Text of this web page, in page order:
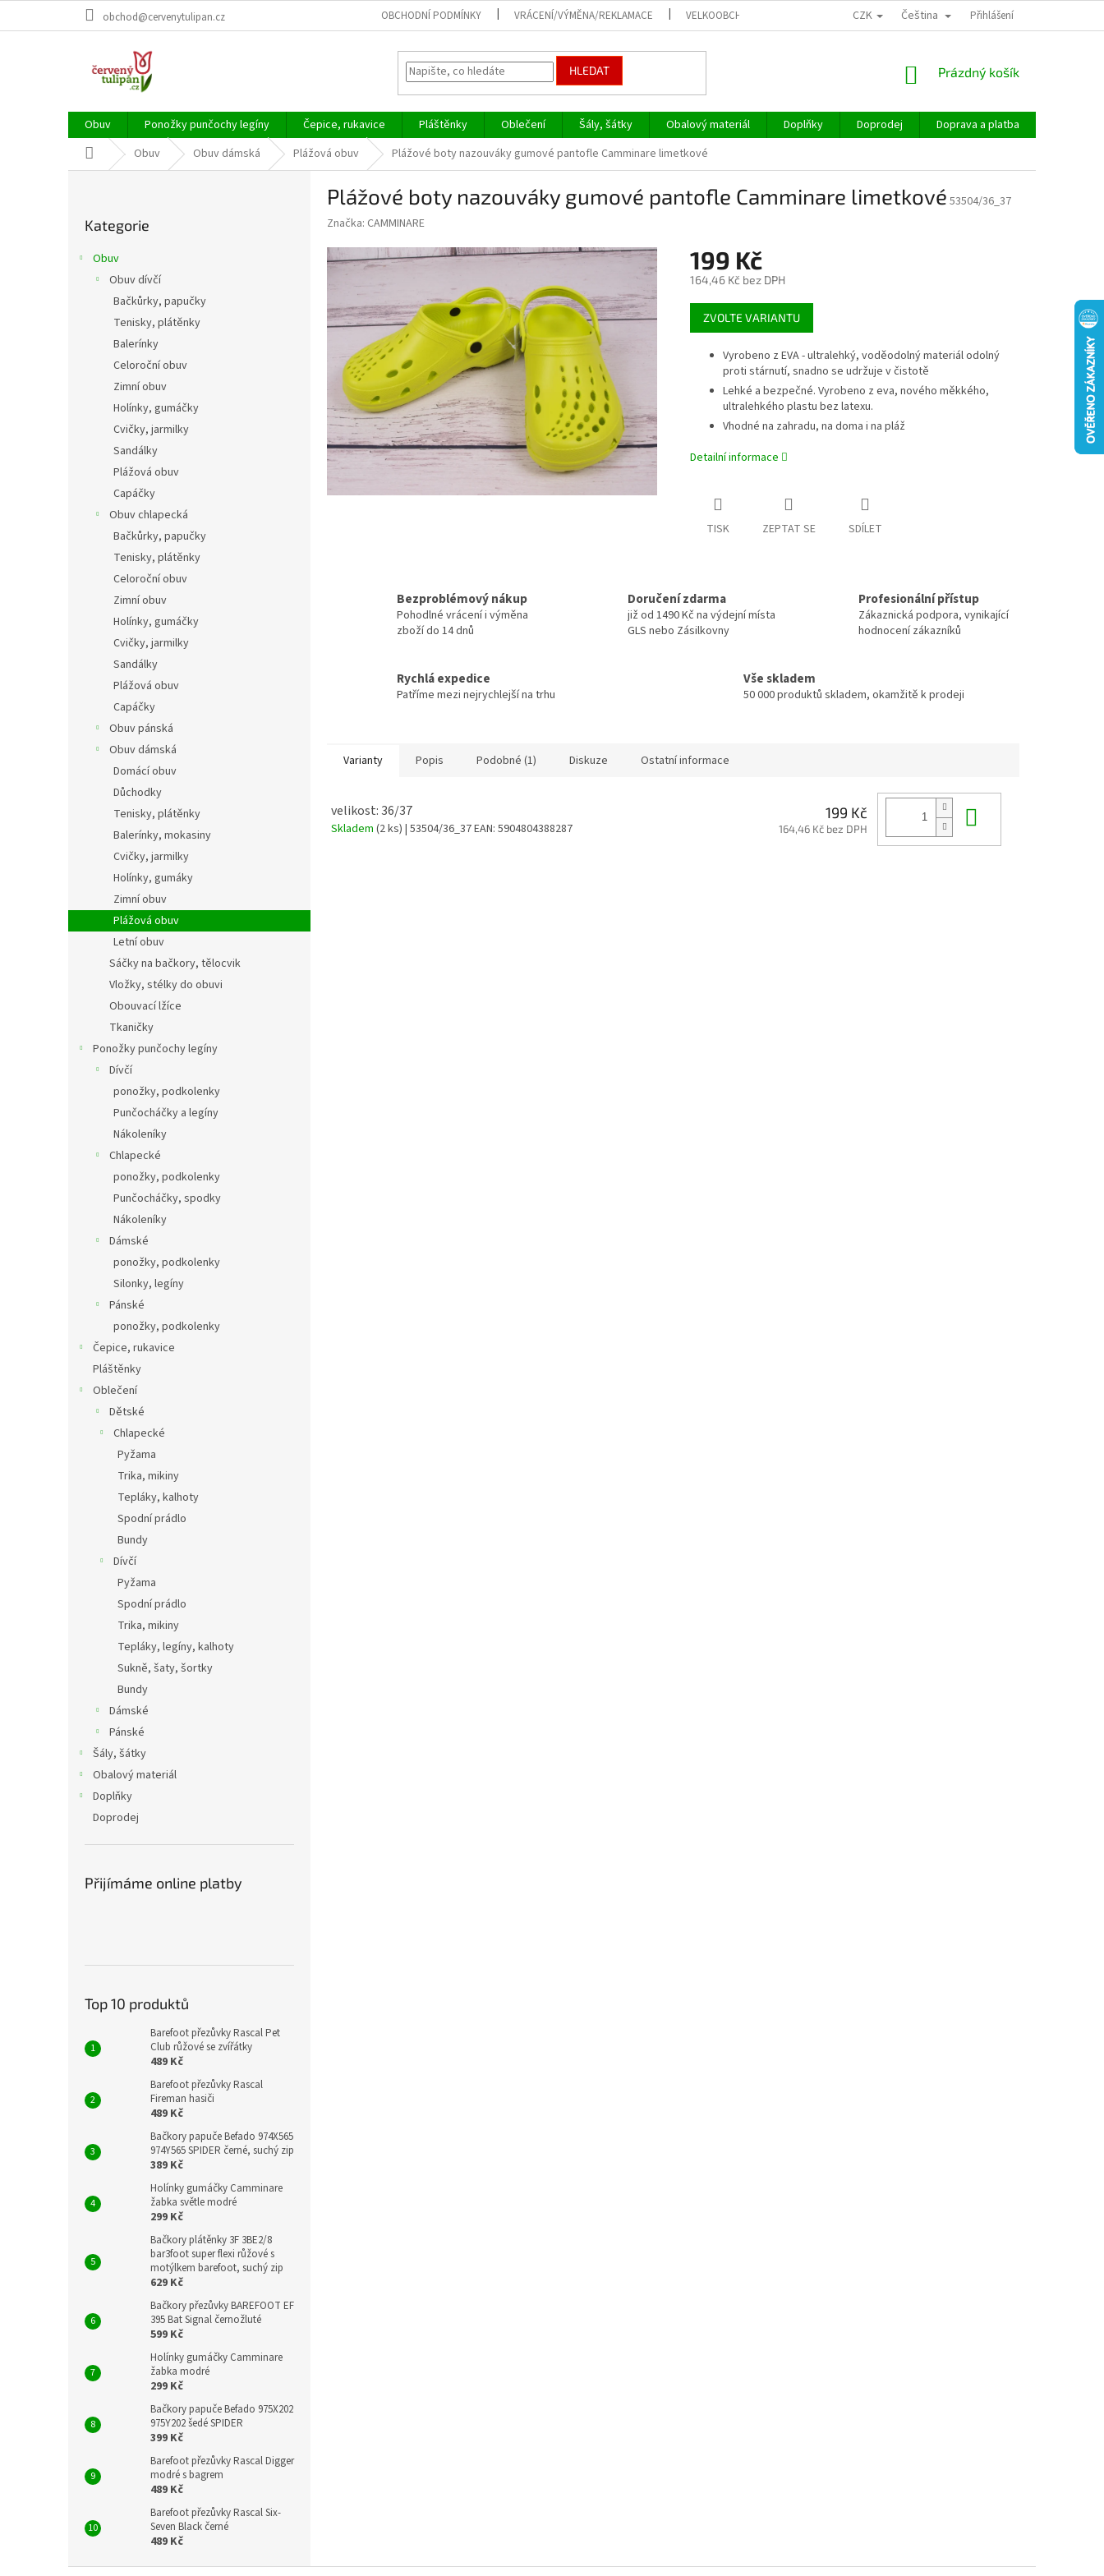
obchod@cervenytulipan.cz OBCHODNÍ PODMÍNKY VRÁCENÍ/VÝMĚNA/REKLAMACE VELKOOBCHOD CZK Čeština Přihlášení
HLEDAT
NÁKUPNÍ
Prázdný košík
Obuv Ponožky punčochy legíny Čepice, rukavice Pláštěnky Oblečení Šály, šátky Obalový materiál Doplňky Doprodej Doprava a platba
Domů Obuv Obuv dámská Plážová obuv Plážové boty nazouváky gumové pantofle Camminare limetkové
kategorie
Kategorie
Obuv
Obuv dívčí
Bačkůrky, papučky
Tenisky, plátěnky
Balerínky
Celoroční obuv
Zimní obuv
Holínky, gumáčky
Cvičky, jarmilky
Sandálky
Plážová obuv
Capáčky
Obuv chlapecká
Bačkůrky, papučky
Tenisky, plátěnky
Celoroční obuv
Zimní obuv
Holínky, gumáčky
Cvičky, jarmilky
Sandálky
Plážová obuv
Capáčky
Obuv pánská
Obuv dámská
Domácí obuv
Důchodky
Tenisky, plátěnky
Balerínky, mokasiny
Cvičky, jarmilky
Holínky, gumáky
Zimní obuv
Plážová obuv
Letní obuv
Sáčky na bačkory, tělocvik
Vložky, stélky do obuvi
Obouvací lžíce
Tkaničky
Ponožky punčochy legíny
Dívčí
ponožky, podkolenky
Punčocháčky a legíny
Nákoleníky
Chlapecké
ponožky, podkolenky
Punčocháčky, spodky
Nákoleníky
Dámské
ponožky, podkolenky
Silonky, legíny
Pánské
ponožky, podkolenky
Čepice, rukavice
Pláštěnky
Oblečení
Dětské
Chlapecké
Pyžama
Trika, mikiny
Tepláky, kalhoty
Spodní prádlo
Bundy
Dívčí
Pyžama
Spodní prádlo
Trika, mikiny
Tepláky, legíny, kalhoty
Sukně, šaty, šortky
Bundy
Dámské
Pánské
Šály, šátky
Obalový materiál
Doplňky
Doprodej
Přijímáme online platby
Top 10 produktů
Barefoot přezůvky Rascal Pet
Club růžové se zvířátky
489 Kč
Barefoot přezůvky Rascal
Fireman hasiči
489 Kč
Bačkory papuče Befado 974X565
974Y565 SPIDER černé, suchý zip
389 Kč
Holínky gumáčky Camminare
žabka světle modré
299 Kč
Bačkory plátěnky 3F 3BE2/8
bar3foot super flexi růžové s
motýlkem barefoot, suchý zip
629 Kč
Bačkory přezůvky BAREFOOT EF
395 Bat Signal černožluté
599 Kč
Holínky gumáčky Camminare
žabka modré
299 Kč
Bačkory papuče Befado 975X202
975Y202 šedé SPIDER
399 Kč
Barefoot přezůvky Rascal Digger
modré s bagrem
489 Kč
Barefoot přezůvky Rascal Six-
Seven Black černé
489 Kč
Plážové boty nazouváky gumové pantofle Camminare limetkové 53504/36_37
Značka: CAMMINARE
199 Kč
164,46 Kč bez DPH
Měrná
cena:
ZVOLTE VARIANTU
Vyrobeno z EVA - ultralehký, voděodolný materiál odolný
proti stárnutí, snadno se udržuje v čistotě
Lehké a bezpečné. Vyrobeno z eva, nového měkkého,
ultralehkého plastu bez latexu.
Vhodné na zahradu, na doma i na pláž
Detailní informace
TISK ZEPTAT SE SDÍLET
Bezproblémový nákup
Pohodlné vrácení i výměna
zboží do 14 dnů
Doručení zdarma
již od 1490 Kč na výdejní místa
GLS nebo Zásilkovny
Profesionální přístup
Zákaznická podpora, vynikající
hodnocení zákazníků
Rychlá expedice
Patříme mezi nejrychlejší na trhu
Vše skladem
50 000 produktů skladem, okamžitě k prodeji
Varianty Popis Podobné (1) Diskuze Ostatní informace
velikost: 36/37
Skladem (2 ks) | 53504/36_37EAN: 5904804388287
199 Kč
164,46 Kč bez DPH